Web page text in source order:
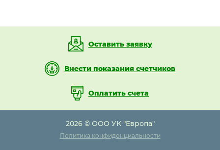
Оставить заявку
Внести показания счетчиков
Оплатить счета
2026 © ООО УК "Европа"
Политика конфиденциальности